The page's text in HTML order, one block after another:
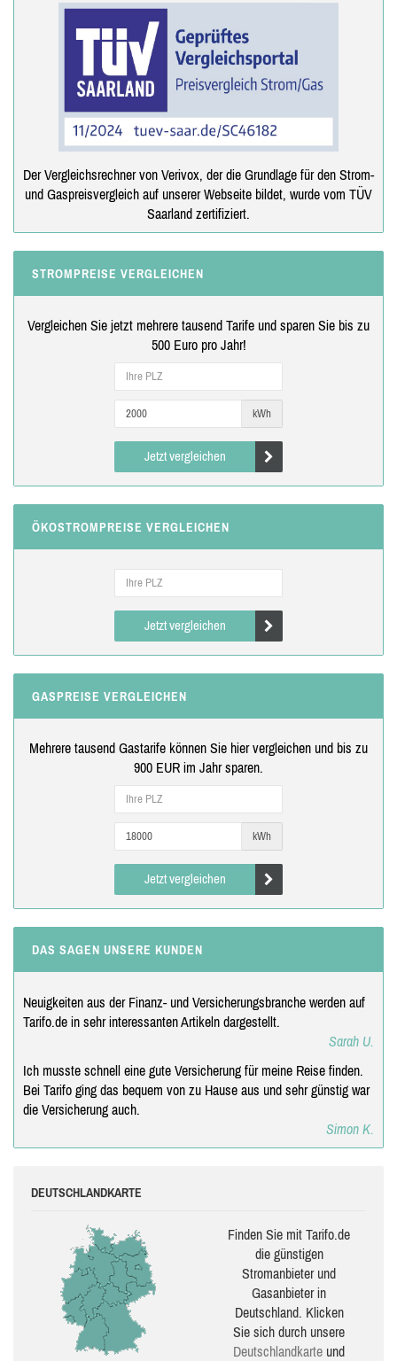
Der Vergleichsrechner von Verivox, der die Grundlage für den Strom-
und Gaspreisvergleich auf unserer Webseite bildet, wurde vom TÜV
Saarland zertifiziert.
STROMPREISE VERGLEICHEN
Vergleichen Sie jetzt mehrere tausend Tarife und sparen Sie bis zu
500 Euro pro Jahr!
kWh
Jetzt vergleichen
ÖKOSTROMPREISE VERGLEICHEN
Jetzt vergleichen
GASPREISE VERGLEICHEN
Mehrere tausend Gastarife können Sie hier vergleichen und bis zu
900 EUR im Jahr sparen.
kWh
Jetzt vergleichen
DAS SAGEN UNSERE KUNDEN
Neuigkeiten aus der Finanz- und Versicherungsbranche werden auf
Tarifo.de in sehr interessanten Artikeln dargestellt.
Sarah U.
Ich musste schnell eine gute Versicherung für meine Reise finden.
Bei Tarifo ging das bequem von zu Hause aus und sehr günstig war
die Versicherung auch.
Simon K.
DEUTSCHLANDKARTE
Finden Sie mit Tarifo.de
die güns­ti­gen
Stromanbieter und
Gasanbieter in
Deutschland. Klicken
Sie sich durch unsere
Deutsch­land­karte und